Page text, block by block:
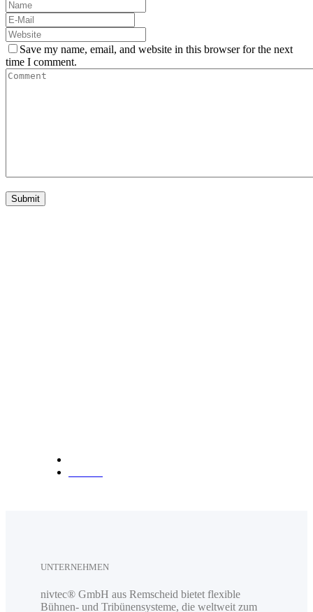
Save my name, email, and website in this browser for the next
time I comment.
UNTERNEHMEN
nivtec® GmbH aus Remscheid bietet flexible
Bühnen- und Tribünensysteme, die weltweit zum